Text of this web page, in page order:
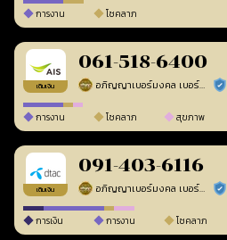
การงาน โชคลาภ
เติมเงิน
061-518-6400
อภิญญาเบอร์มงคล เบอร์สวยเลขศาสตร์ ร้า
การงาน โชคลาภ สุขภาพ
เติมเงิน
091-403-6116
อภิญญาเบอร์มงคล เบอร์สวยเลขศาสตร์ ร้า
การเงิน การงาน โชคลาภ